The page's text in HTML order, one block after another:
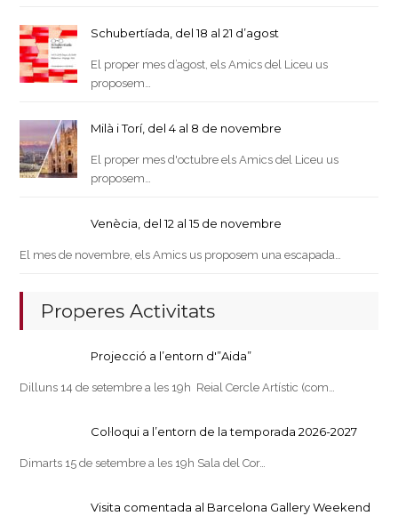
Schubertíada, del 18 al 21 d’agost
El proper mes d’agost, els Amics del Liceu us
proposem…
Milà i Torí, del 4 al 8 de novembre
El proper mes d'octubre els Amics del Liceu us
proposem…
Venècia, del 12 al 15 de novembre
El mes de novembre, els Amics us proposem una escapada…
Properes Activitats
Projecció a l’entorn d'”Aida”
Dilluns 14 de setembre a les 19h Reial Cercle Artístic (com…
Col·loqui a l’entorn de la temporada 2026-2027
Dimarts 15 de setembre a les 19h Sala del Cor…
Visita comentada al Barcelona Gallery Weekend